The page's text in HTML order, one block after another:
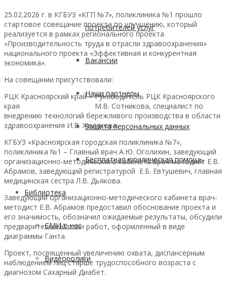
потребителей услуг
Вакансии
Наши партнеры
Защита персональных данных
Бесплатная юридическая помощь
Библиотека
СМИ о нас
Видеоролики
25.02.2026 г. в КГБУЗ «КГП №7», поликлиника №1 прошло
стартовое совещание проекта по улучшению, который
реализуется в рамках регионального проекта
«Производительность труда в отрасли здравоохранения»
национального проекта «Эффективная и конкурентная
экономика».
На совещании присутствовали:
РЦК Красноярский край – Руководитель РЦК Красноярского
края М.В. Сотникова, специалист по
внедрению технологий бережливого производства в области
здравоохранения И.В. Желякова;
КГБУЗ «Красноярская городская поликлиника №7»,
поликлиника №1 – Главный врач А.Ю. Оголихин, заведующий
организационно-методического кабинета врач-методист Е.В.
Абрамов, заведующий регистратурой Е.Б. Евтушевич, главная
медицинская сестра Л.В. Дьякова.
Заведующий организационно-методического кабинета врач-
методист Е.В. Абрамов предоставил обоснование проекта и
его значимость, обозначил ожидаемые результаты, обсудили
предварительный план работ, оформленный в виде
диаграммы Ганта.
Проект, посвященный увеличению охвата, диспансерным
наблюдением лиц старше трудоспособного возраста с
диагнозом Сахарный Диабет.